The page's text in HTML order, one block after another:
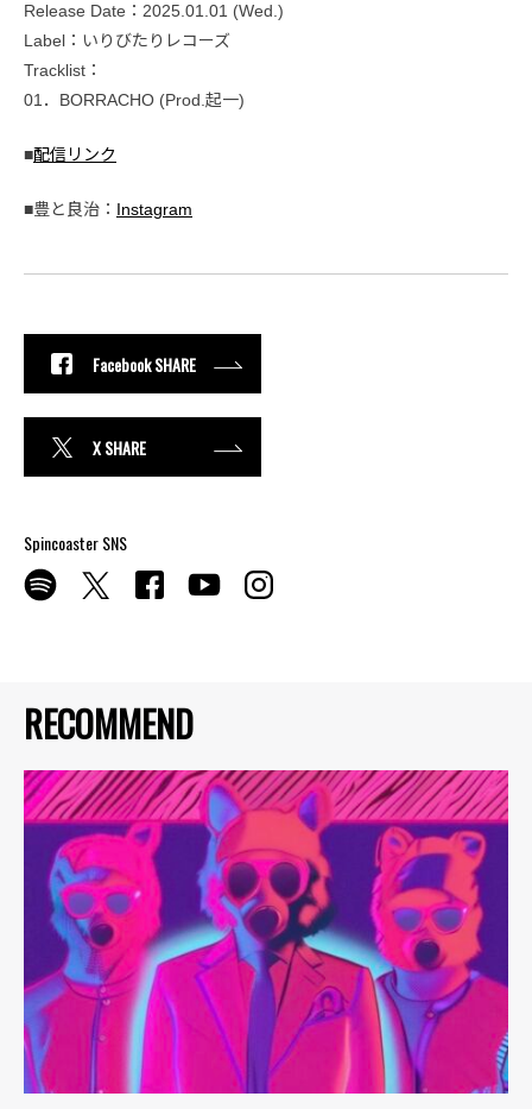
RECOMMEND
Release Date：2025.01.01 (Wed.)
Label：いりびたりレコーズ
Tracklist：
01．BORRACHO (Prod.起一)
■配信リンク
■豊と良治： Instagram
Facebook SHARE
X SHARE
Spincoaster SNS